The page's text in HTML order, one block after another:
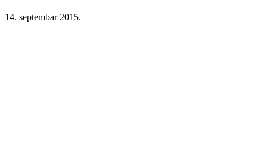
14. septembar 2015.